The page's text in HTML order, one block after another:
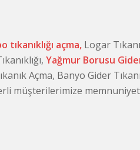
tıkanıklığı açma, Logar
Yağmur Borusu
Açma, Banyo Gider
müşterilerimize